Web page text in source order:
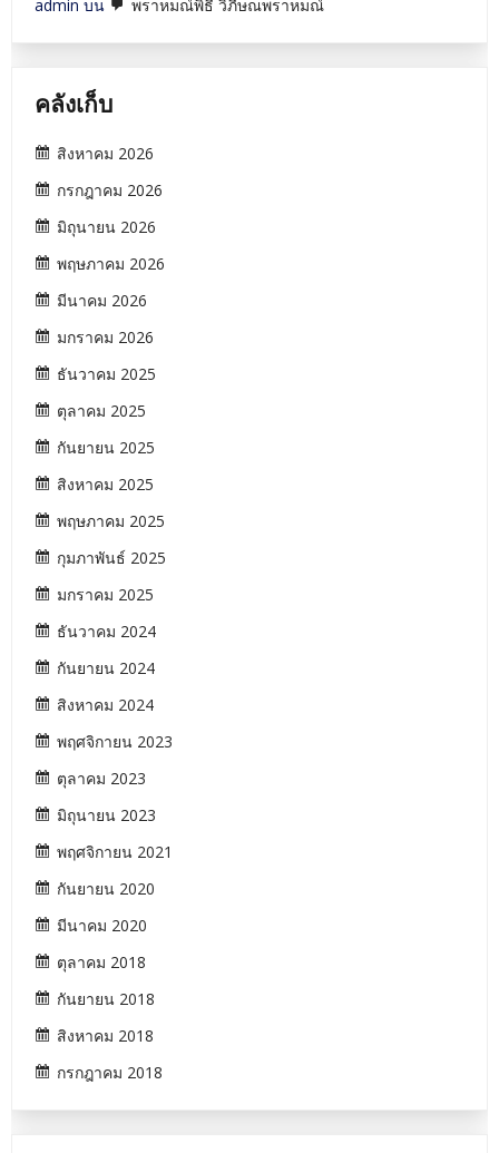
admin บน พราหมณ์พิธี วิภีษณพราหมณ์
คลังเก็บ
สิงหาคม 2026
กรกฎาคม 2026
มิถุนายน 2026
พฤษภาคม 2026
มีนาคม 2026
มกราคม 2026
ธันวาคม 2025
ตุลาคม 2025
กันยายน 2025
สิงหาคม 2025
พฤษภาคม 2025
กุมภาพันธ์ 2025
มกราคม 2025
ธันวาคม 2024
กันยายน 2024
สิงหาคม 2024
พฤศจิกายน 2023
ตุลาคม 2023
มิถุนายน 2023
พฤศจิกายน 2021
กันยายน 2020
มีนาคม 2020
ตุลาคม 2018
กันยายน 2018
สิงหาคม 2018
กรกฎาคม 2018